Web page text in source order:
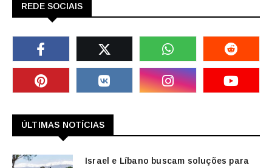
REDE SOCIAIS
ÚLTIMAS NOTÍCIAS
Israel e Líbano buscam soluções para